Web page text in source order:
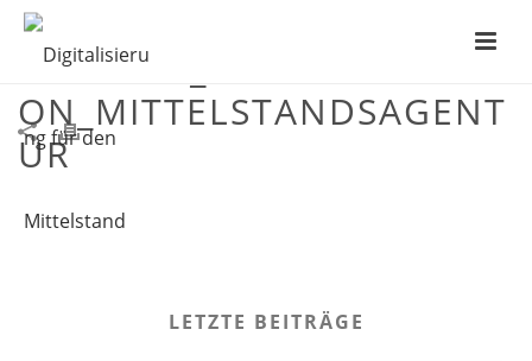
DIGITALE_TRANSFORMATI
ON_MITTELSTANDSAGENT
UR
LETZTE BEITRÄGE